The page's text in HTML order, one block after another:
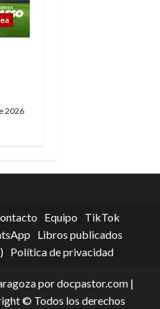
2026
Equipo
TikTok
Libros publicados
Política de privacidad
por docpastor.com |
© Todos los derechos